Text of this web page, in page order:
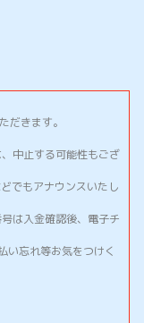
だきます。
中止する可能性もござ
でもアナウンスいたし
は入金確認後、電子チ
い忘れ等お気をつけく